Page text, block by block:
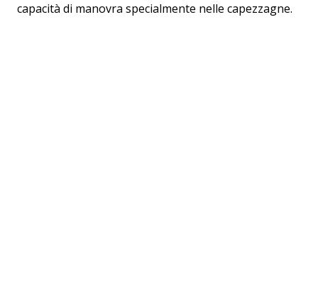
capacità di manovra specialmente nelle capezzagne.